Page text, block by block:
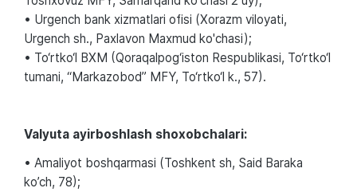
• Urgench bank xizmatlari ofisi (Xorazm viloyati,
Urgench sh., Paxlavon Maxmud ko'chasi);
• To‘rtko‘l BXM (Qoraqalpog‘iston Respublikasi, To‘rtko‘l
tumani, “Markazobod” MFY, To‘rtko‘l k., 57).
Valyuta ayirboshlash shoxobchalari:
• Amaliyot boshqarmasi (Toshkent sh, Said Baraka
ko’ch, 78);